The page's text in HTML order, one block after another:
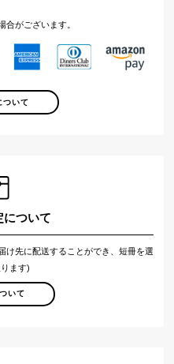
がございます。
ついて
について
け先に配送することができ、短冊を選
ます)
いて